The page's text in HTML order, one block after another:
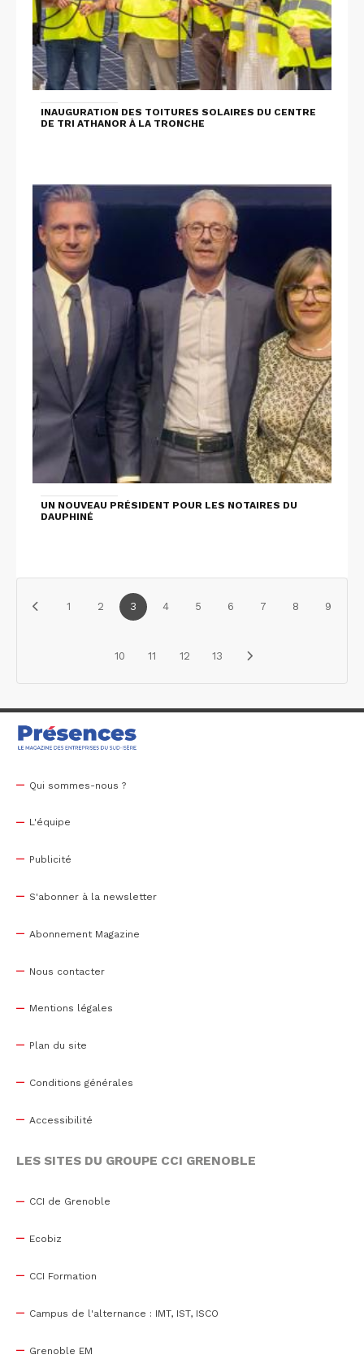
INAUGURATION DES TOITURES SOLAIRES DU CENTRE
DE TRI ATHANOR À LA TRONCHE
UN NOUVEAU PRÉSIDENT POUR LES NOTAIRES DU
DAUPHINÉ
1 2 3 4 5 6 7 8 9
10 11 12 13
Qui sommes-nous ?
L'équipe
Publicité
S'abonner à la newsletter
Abonnement Magazine
Nous contacter
Mentions légales
Plan du site
Conditions générales
Accessibilité
LES SITES DU GROUPE CCI GRENOBLE
CCI de Grenoble
Ecobiz
CCI Formation
Campus de l'alternance : IMT, IST, ISCO
Grenoble EM